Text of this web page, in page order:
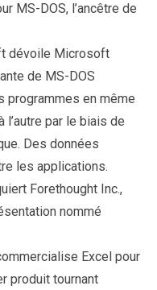
MS-DOS, l’ancêtre de
dévoile Microsoft
de MS-DOS
programmes en même
l’autre par le biais de
Des données
les applications.
Forethought Inc.,
nommé
Excel pour
produit tournant